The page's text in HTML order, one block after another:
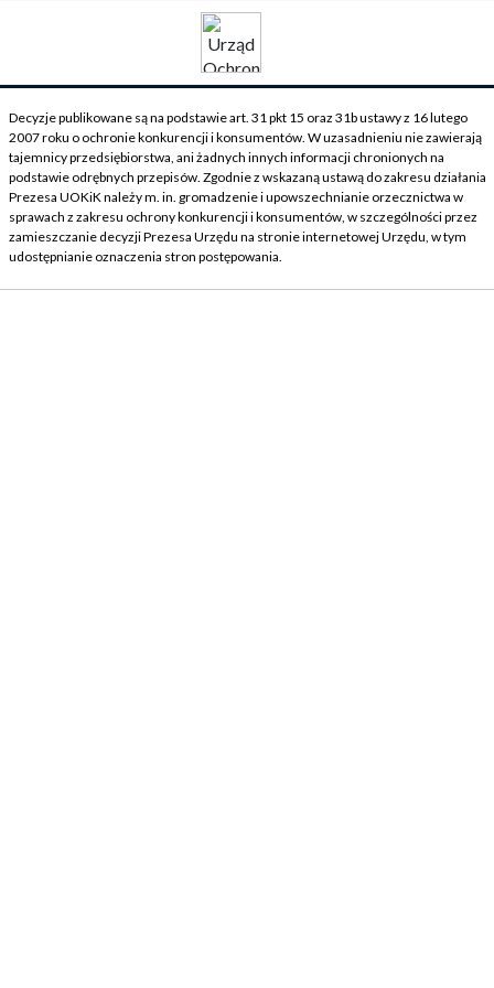
Decyzje publikowane są na podstawie art. 31 pkt 15 oraz 31b ustawy z 16 lutego
2007 roku o ochronie konkurencji i konsumentów. W uzasadnieniu nie zawierają
tajemnicy przedsiębiorstwa, ani żadnych innych informacji chronionych na
podstawie odrębnych przepisów. Zgodnie z wskazaną ustawą do zakresu działania
Prezesa UOKiK należy m. in. gromadzenie i upowszechnianie orzecznictwa w
sprawach z zakresu ochrony konkurencji i konsumentów, w szczególności przez
zamieszczanie decyzji Prezesa Urzędu na stronie internetowej Urzędu, w tym
udostępnianie oznaczenia stron postępowania.